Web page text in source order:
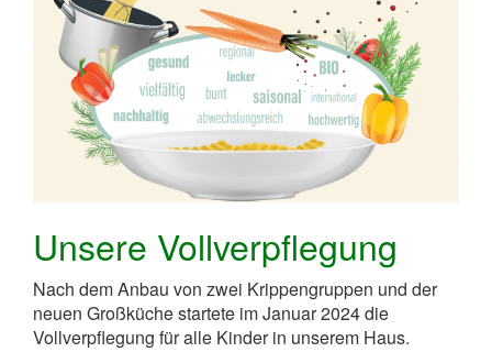
Unsere Vollverpflegung
Nach dem Anbau von zwei Krippengruppen und der
neuen Großküche startete im Januar 2024 die
Vollverpflegung für alle Kinder in unserem Haus.